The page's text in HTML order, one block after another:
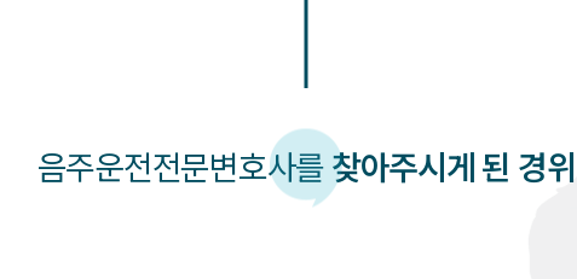
음주운전전문변호사를 찾아주시게 된 경위